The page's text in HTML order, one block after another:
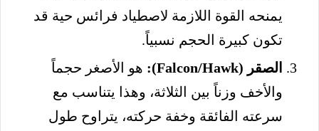
يمنحه القوة اللازمة لاصطياد فرائس حية قد
تكون كبيرة الحجم نسبياً.
الصقر (Falcon/Hawk):
هو الأصغر حجماً
والأخف وزناً بين الثلاثة، وهذا يتناسب مع
سرعته الفائقة وخفة حركته، يتراوح طول